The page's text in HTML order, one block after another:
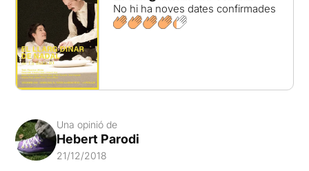
No hi ha noves dates confirmades
Una opinió de
Hebert Parodi
21/12/2018